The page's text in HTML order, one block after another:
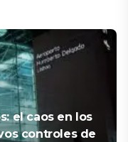
el caos en los
controles de